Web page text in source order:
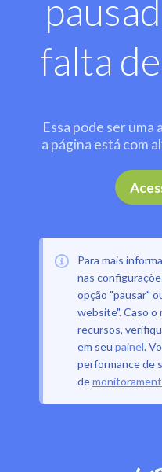
falta
Essa pode ser uma
a página está com
Para mais
nas
opção "pausar"
website". Caso o
recursos,
em seu painel.
performance de
de